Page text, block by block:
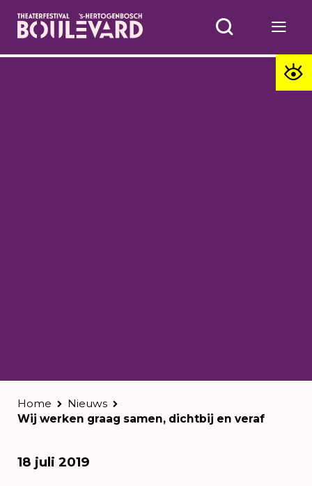
Home
Nieuws
Wij werken graag samen, dichtbij en veraf
18 juli 2019